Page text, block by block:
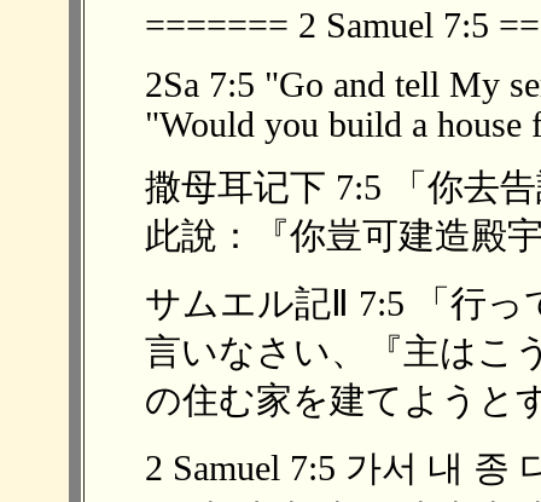
======= 2 Samuel 7:5
2Sa 7:5 "Go and tell My
"Would you build a
撒母耳记下 7:5 「你去
此說：『你豈可建造殿
サムエル記Ⅱ 7:5 「行
言いなさい、『主はこ
の住む家を建てようと
2 Samuel 7:5 가서 내 종